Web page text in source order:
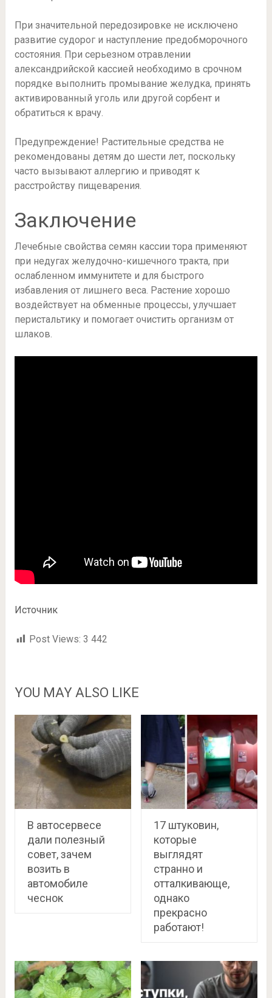
При значительной передозировке не исключено
развитие судорог и наступление предобморочного
состояния. При серьезном отравлении
александрийской кассией необходимо в срочном
порядке выполнить промывание желудка, принять
активированный уголь или другой сорбент и
обратиться к врачу.
Предупреждение! Растительные средства не
рекомендованы детям до шести лет, поскольку
часто вызывают аллергию и приводят к
расстройству пищеварения.
Заключение
Лечебные свойства семян кассии тора применяют
при недугах желудочно-кишечного тракта, при
ослабленном иммунитете и для быстрого
избавления от лишнего веса. Растение хорошо
воздействует на обменные процессы, улучшает
перистальтику и помогает очистить организм от
шлаков.
Источник
Post Views: 3 442
YOU MAY ALSO LIKE
В автосервесе
дали полезный
совет, зачем
возить в
автомобиле
чеснок
17 штуковин,
которые
выглядят
странно и
отталкивающе,
однако
прекрасно
работают!